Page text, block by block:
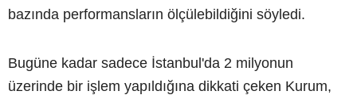
bazında performansların ölçülebildiğini söyledi.
Bugüne kadar sadece İstanbul'da 2 milyonun
üzerinde bir işlem yapıldığına dikkati çeken Kurum,